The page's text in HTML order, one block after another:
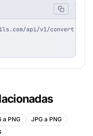
api/v1/convert \
a PNG
JPG a PNG